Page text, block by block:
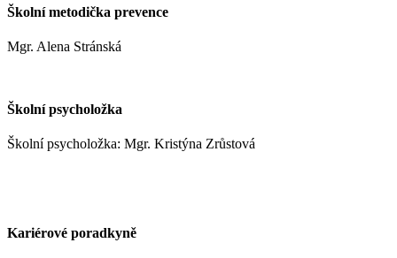
Školní metodička prevence
Mgr. Alena Stránská
Školní psycholožka
Školní psycholožka: Mgr. Kristýna Zrůstová
Kariérové poradkyně